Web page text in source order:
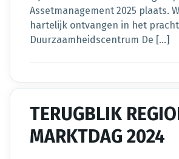
Assetmanagement 2025 plaats.
hartelijk ontvangen in het
Duurzaamheidscentrum De […]
TERUGBLIK
MARKTDAG 2024